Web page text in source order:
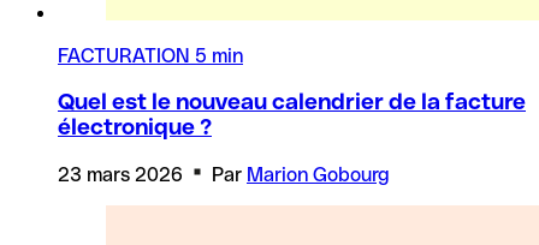
FACTURATION 5 min
Quel est le nouveau calendrier de la facture
électronique ?
23 mars 2026 Par Marion Gobourg